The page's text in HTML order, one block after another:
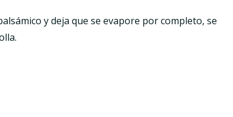
y deja que se evapore por completo, se